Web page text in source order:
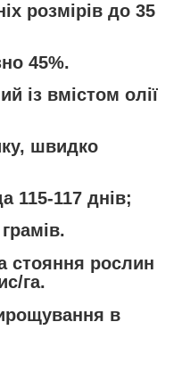
розмірів до 35
45%.
із вмістом олії
швидко
115-117 днів;
стояння рослин
га.
в